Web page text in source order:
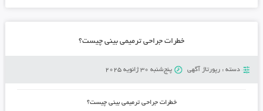
خطرات جراحی ترمیمی بینی چیست؟
دسته : رپورتاژ آگهی پنج‌شنبه 30 ژانویه 2025
خطرات جراحی ترمیمی بینی چیست؟